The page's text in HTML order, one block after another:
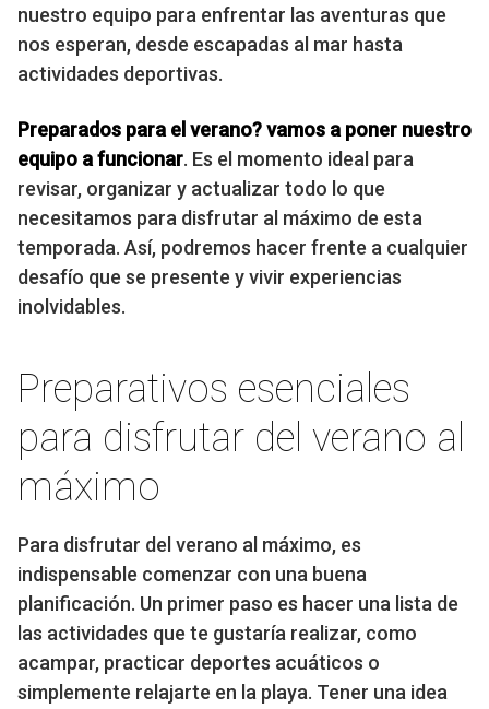
nuestro equipo para enfrentar las aventuras que
nos esperan, desde escapadas al mar hasta
actividades deportivas.
Preparados para el verano? vamos a poner nuestro
equipo a funcionar. Es el momento ideal para
revisar, organizar y actualizar todo lo que
necesitamos para disfrutar al máximo de esta
temporada. Así, podremos hacer frente a cualquier
desafío que se presente y vivir experiencias
inolvidables.
Preparativos esenciales
para disfrutar del verano al
máximo
Para disfrutar del verano al máximo, es
indispensable comenzar con una buena
planificación. Un primer paso es hacer una lista de
las actividades que te gustaría realizar, como
acampar, practicar deportes acuáticos o
simplemente relajarte en la playa. Tener una idea